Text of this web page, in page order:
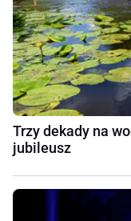
Trzy dekady na
jubileusz